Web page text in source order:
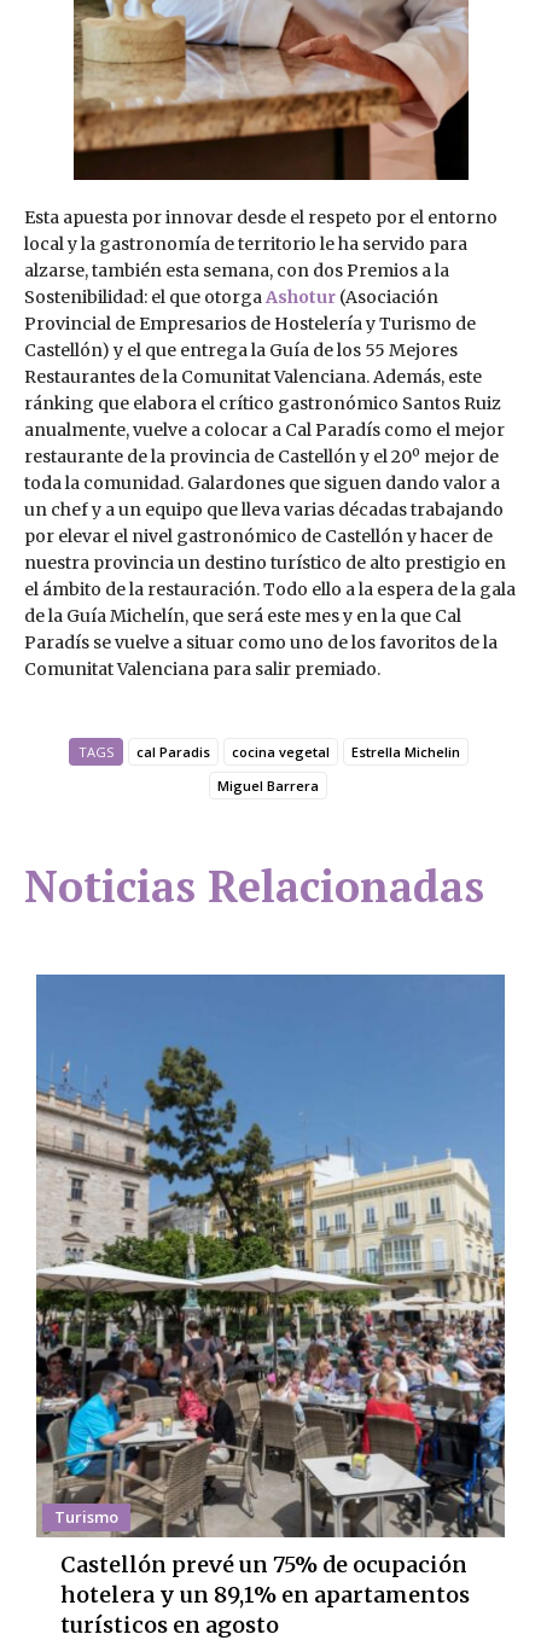
Esta apuesta por innovar desde el respeto por el entorno
local y la gastronomía de territorio le ha servido para
alzarse, también esta semana, con dos Premios a la
Sostenibilidad: el que otorgaAshotur (Asociación
Provincial de Empresarios de Hostelería y Turismo de
Castellón) y el que entrega la Guía de los 55 Mejores
Restaurantes de la Comunitat Valenciana. Además, este
ránking que elabora el crítico gastronómico Santos Ruiz
anualmente, vuelve a colocar a Cal Paradís como el mejor
restaurante de la provincia de Castellón y el 20º mejor de
toda la comunidad. Galardones que siguen dando valor a
un chef y a un equipo que lleva varias décadas trabajando
por elevar el nivel gastronómico de Castellón y hacer de
nuestra provincia un destino turístico de alto prestigio en
el ámbito de la restauración. Todo ello a la espera de la gala
de la Guía Michelín, que será este mes y en la que Cal
Paradís se vuelve a situar como uno de los favoritos de la
Comunitat Valenciana para salir premiado.
TAGS cal Paradis cocina vegetal
Estrella Michelin
Miguel Barrera
Noticias Relacionadas
Turismo
Castellón prevé un 75% de ocupación
hotelera y un 89,1% en apartamentos
turísticos en agosto